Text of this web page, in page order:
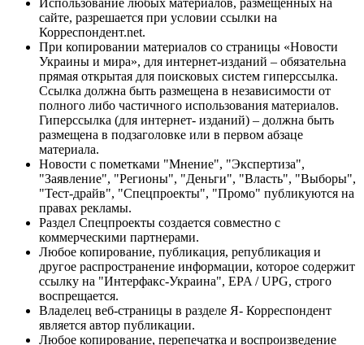
Использование любых материалов, размещённых на
сайте, разрешается при условии ссылки на
Корреспондент.net.
При копировании материалов со страницы «Новости
Украины и мира», для интернет-изданий – обязательна
прямая открытая для поисковых систем гиперссылка.
Ссылка должна быть размещена в независимости от
полного либо частичного использования материалов.
Гиперссылка (для интернет- изданий) – должна быть
размещена в подзаголовке или в первом абзаце
материала.
Новости с пометками "Мнение", "Экспертиза",
"Заявление", "Регионы", "Деньги", "Власть", "Выборы",
"Тест-драйв", "Спецпроекты", "Промо" публикуются на
правах рекламы.
Раздел Спецпроекты создается совместно с
коммерческими партнерами.
Любое копирование, публикация, републикация и
другое распространение информации, которое содержит
ссылку на "Интерфакс-Украина", EPA / UPG, строго
воспрещается.
Владелец веб-страницы в разделе Я- Корреспондент
является автор публикации.
Любое копирование, перепечатка и воспроизведение